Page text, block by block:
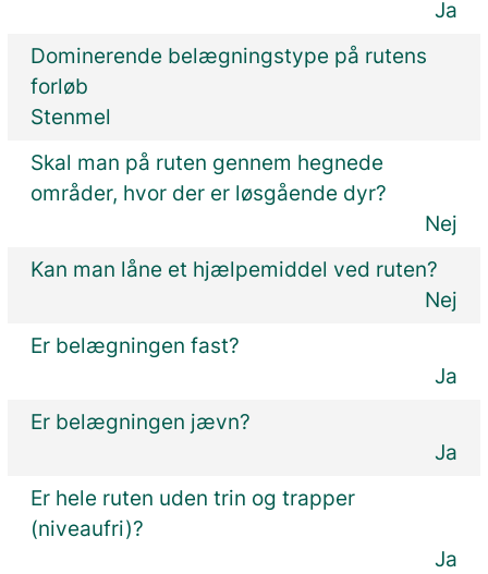
Ja
Dominerende belægningstype på rutens
forløb
Stenmel
Skal man på ruten gennem hegnede
områder, hvor der er løsgående dyr?
Nej
Kan man låne et hjælpemiddel ved ruten?
Nej
Er belægningen fast?
Ja
Er belægningen jævn?
Ja
Er hele ruten uden trin og trapper
(niveaufri)?
Ja